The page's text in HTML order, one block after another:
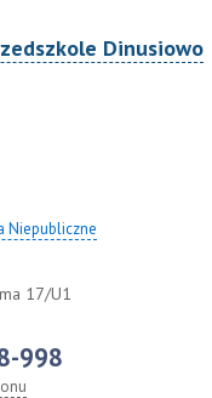
Dinusiowo
Niepubliczne
17/U1
998